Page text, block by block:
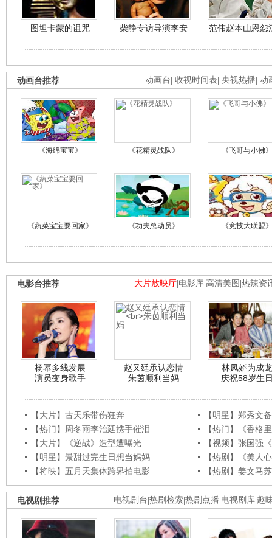
图坦卡蒙的诅咒 柴静专访导演李安 范伟赵本山恩怨
动画台 收视时间表 央视热播 动
动画台推荐
《海绵宝宝》 《花精灵战队》 《飞哥与小佛》
《蔬菜宝宝要回家》 《功夫总动员》 《竞技大联盟》
大片放映厅 电影库 高清美图 热辣资
电影台推荐
杨幂多线发展
演员变身歌手
赵又廷承认恋情
朱茵顺利当妈
林凤娇为成龙
庆祝58岁生
【大片】古天乐带伤狂奔
【明星】郑秀文
【热门】周冬雨李治廷携手催泪
【热门】《香格
【大片】《逆战》造型遭曝光
【视频】张国强
【明星】景甜过完生日想当妈妈
【热剧】《美人
【将映】五月天集体跨界拍电影
【热剧】姜文马
电视剧台 热剧检索 热剧点播 电视剧库 趣
电视剧推荐